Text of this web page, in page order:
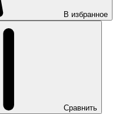
В избранное
Сравнить